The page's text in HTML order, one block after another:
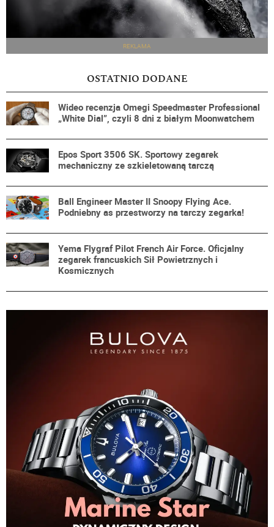
REKLAMA
OSTATNIO DODANE
Wideo recenzja Omegi Speedmaster Professional
„White Dial”, czyli 8 dni z białym Moonwatchem
Epos Sport 3506 SK. Sportowy zegarek
mechaniczny ze szkieletowaną tarczą
Ball Engineer Master II Snoopy Flying Ace.
Podniebny as przestworzy na tarczy zegarka!
Yema Flygraf Pilot French Air Force. Oficjalny
zegarek francuskich Sił Powietrznych i
Kosmicznych